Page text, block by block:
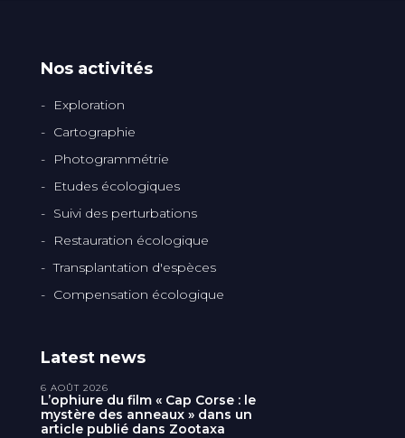
Nos activités
Exploration
Cartographie
Photogrammétrie
Etudes écologiques
Suivi des perturbations
Restauration écologique
Transplantation d'espèces
Compensation écologique
Latest news
L’ophiure du film « Cap Corse : le
mystère des anneaux » dans un
article publié dans Zootaxa
6 AOÛT 2026